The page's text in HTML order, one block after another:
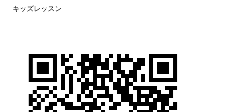
キッズレッスン